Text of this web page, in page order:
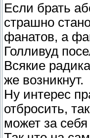
Если брать
страшно
фанатов, а
Голливуд
Всякие
же возникнут.
Ну интерес
отбросить,
может за